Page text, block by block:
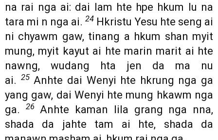
na rai nga ai: dai lam hte hpe hkum lu na
tara mi n nga ai. 24 Hkristu Yesu hte seng ai
ni chyawm gaw, tinang a hkum shan myit
mung, myit kayut ai hte marin marit ai hte
nawng, wudang hta jen da ma nu
ai. 25Anhte dai Wenyi hte hkrung nga ga
yang gaw, dai Wenyi hte mung hkawm nga
ga.
26
Anhte kaman lila grang nga nna,
shada da jahte tam ai hte, shada da